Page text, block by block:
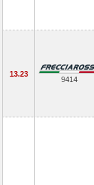
13.23
9414